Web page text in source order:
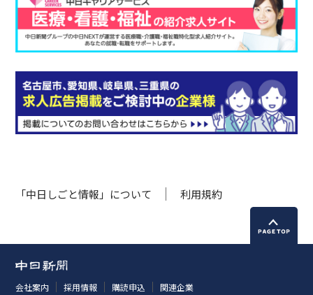
「中日しごと情報」について 利用規約
会社案内 採用情報 購読申込 関連企業